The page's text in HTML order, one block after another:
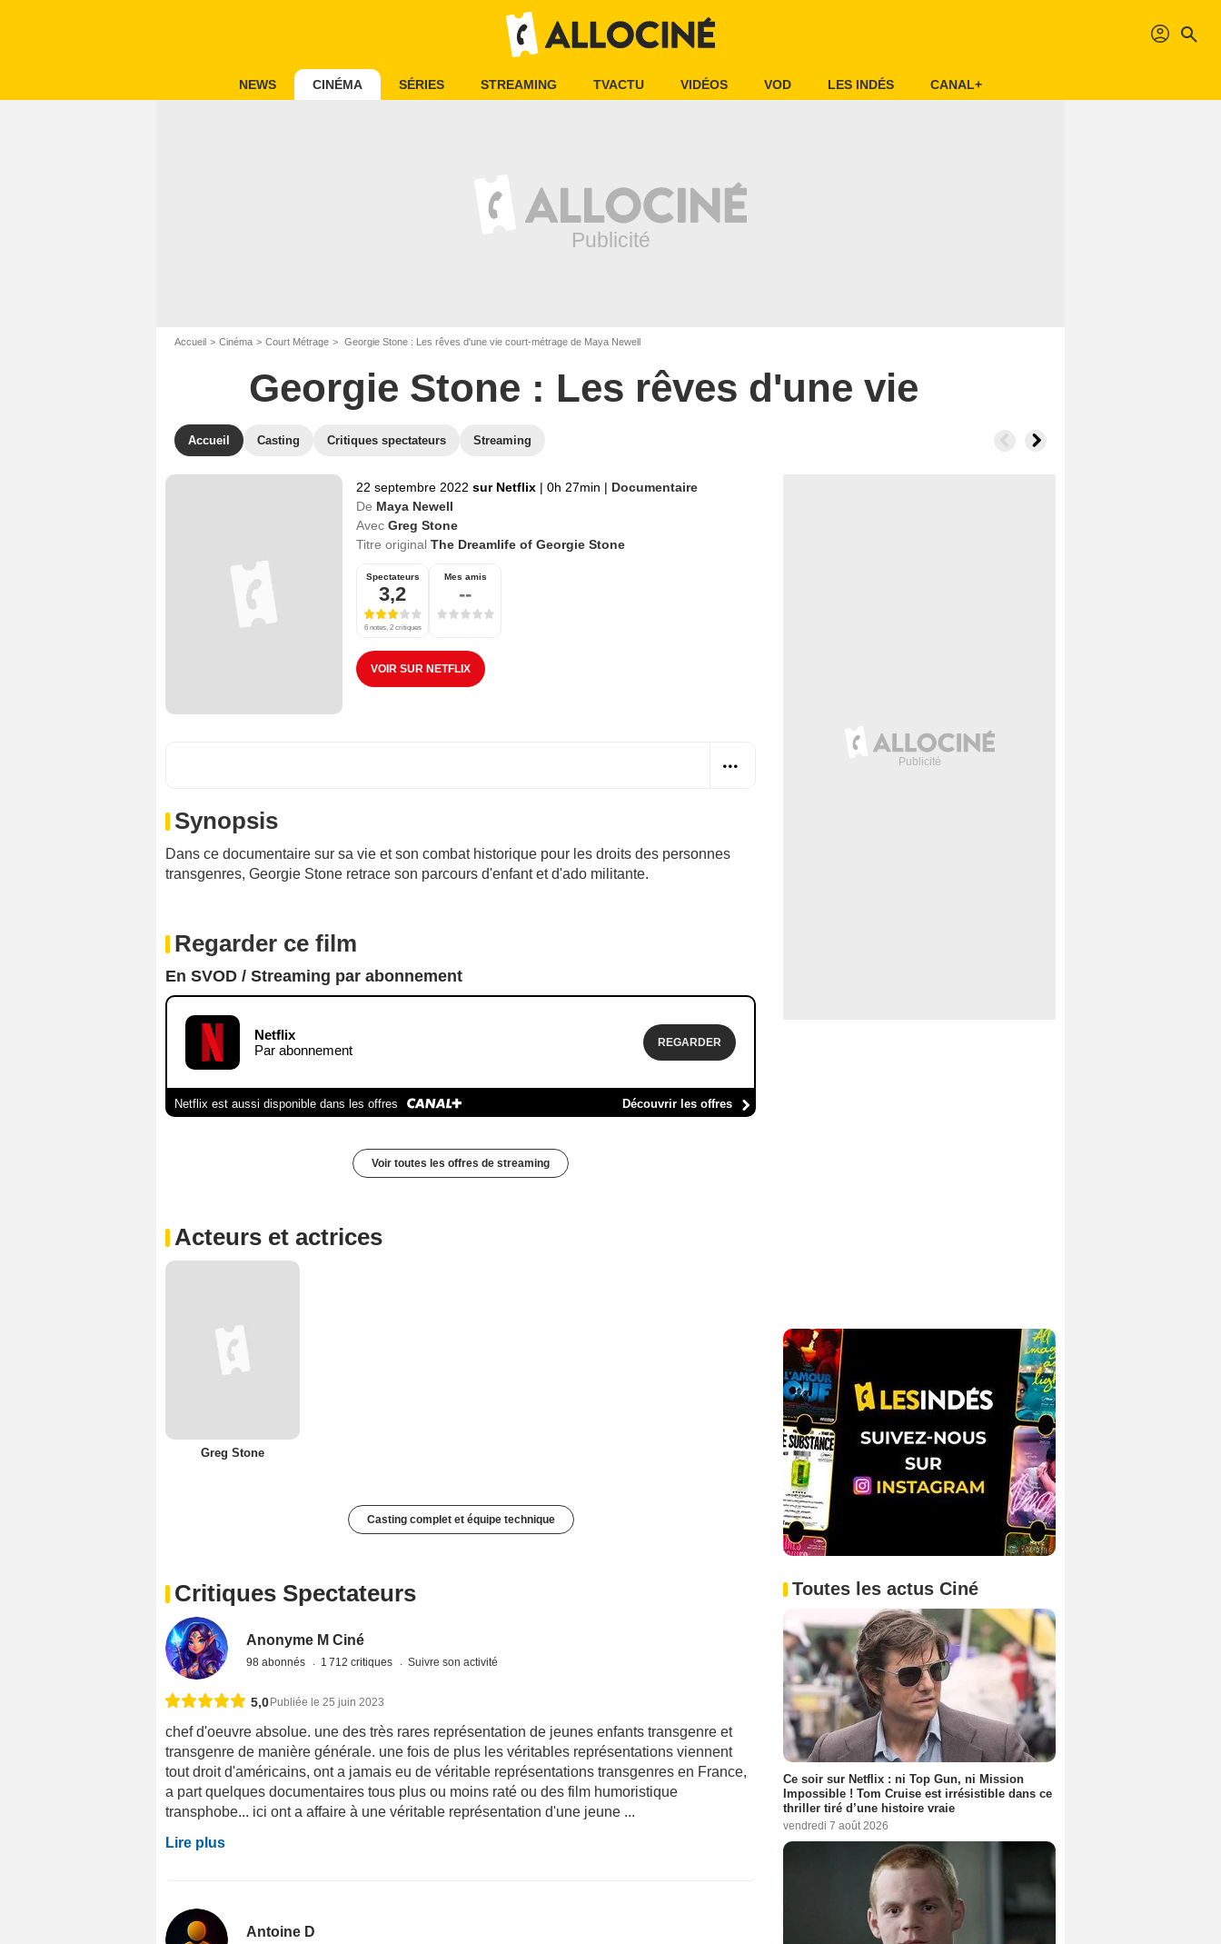
profil search
NEWS CINÉMA SÉRIES STREAMING TVACTU VIDÉOS VOD LES INDÉS CANAL+
Accueil Cinéma Court Métrage Georgie Stone : Les rêves d'une vie court-métrage de Maya Newell
Georgie Stone : Les rêves d'une vie
Accueil Casting Critiques spectateurs Streaming
22 septembre 2022 sur Netflix | 0h 27min | Documentaire
De Maya Newell
Avec Greg Stone
Titre original The Dreamlife of Georgie Stone
Spectateurs
3,2
6 notes, 2 critiques
Mes amis
--
VOIR SUR NETFLIX
Synopsis
Dans ce documentaire sur sa vie et son combat historique pour les droits des personnes
transgenres, Georgie Stone retrace son parcours d'enfant et d'ado militante.
Regarder ce film
En SVOD / Streaming par abonnement
Netflix
Par abonnement
REGARDER
Netflix est aussi disponible dans les offres Découvrir les offres
Voir toutes les offres de streaming
Acteurs et actrices
Greg Stone
Casting complet et équipe technique
Critiques Spectateurs
Anonyme M Ciné
98 abonnés 1 712 critiques Suivre son activité
5,0 Publiée le 25 juin 2023
chef d'oeuvre absolue. une des très rares représentation de jeunes enfants transgenre et
transgenre de manière générale. une fois de plus les véritables représentations viennent
tout droit d'américains, ont a jamais eu de véritable représentations transgenres en France,
a part quelques documentaires tous plus ou moins raté ou des film humoristique
transphobe... ici ont a affaire à une véritable représentation d'une jeune ...
Lire plus
Antoine D
Toutes les actus Ciné
Ce soir sur Netflix : ni Top Gun, ni Mission
Impossible ! Tom Cruise est irrésistible dans ce
thriller tiré d’une histoire vraie
vendredi 7 août 2026